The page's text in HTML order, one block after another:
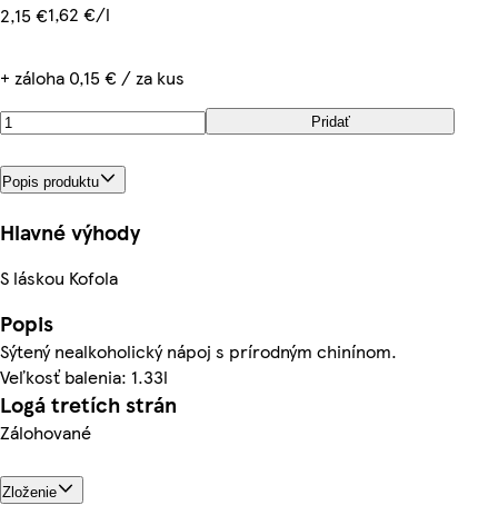
2,15 €1,62 €/l
+ záloha 0,15 € / za kus
Pridať
Popis produktu
Hlavné výhody
S láskou Kofola
Popis
Sýtený nealkoholický nápoj s prírodným chinínom.
Veľkosť balenia: 1.33l
Logá tretích strán
Zálohované
Zloženie